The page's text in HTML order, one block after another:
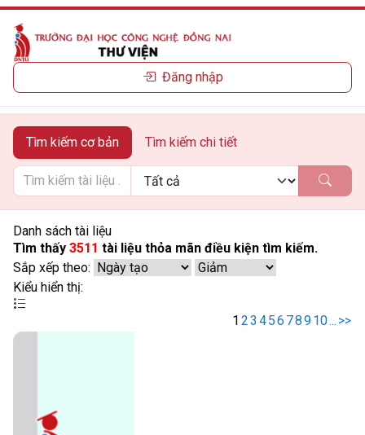
Đăng nhập
Tìm kiếm cơ bản Tìm kiếm chi tiết
Danh sách tài liệu
Tìm thấy 3511 tài liệu thỏa mãn điều kiện tìm kiếm.
Sắp xếp theo:
Kiểu hiển thị:
1 23 456 78910... >>